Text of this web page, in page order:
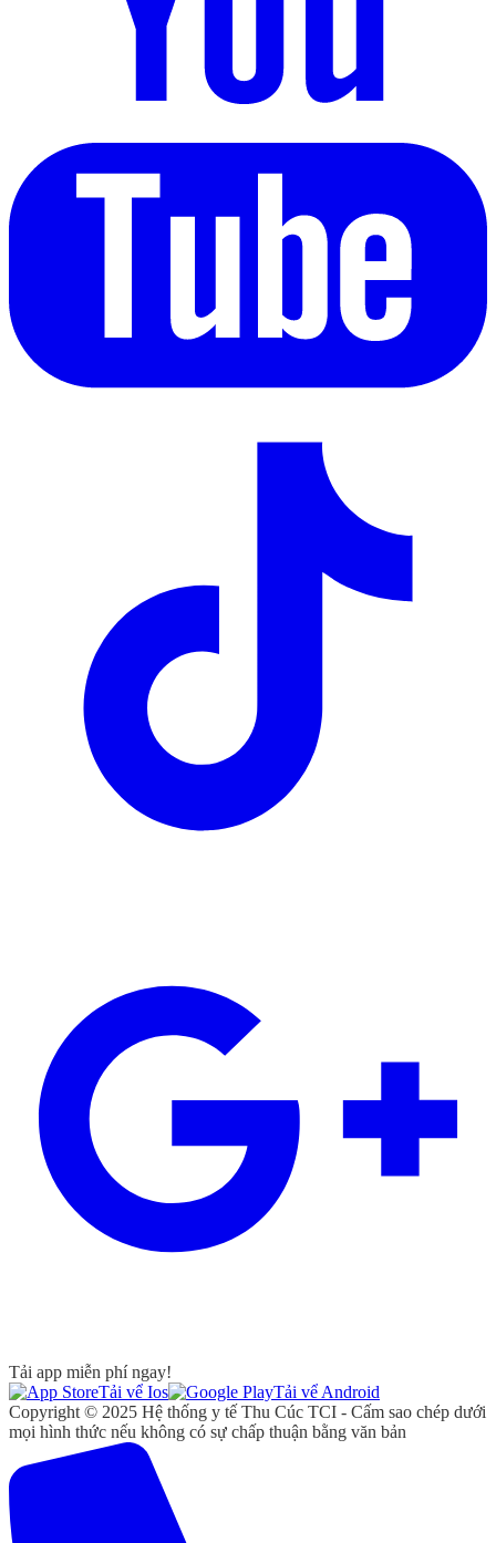
Tải app miễn phí ngay!
Tải vể Ios
Tải vể Android
Copyright © 2025 Hệ thống y tế Thu Cúc TCI - Cấm sao chép dưới
mọi hình thức nếu không có sự chấp thuận bằng văn bản